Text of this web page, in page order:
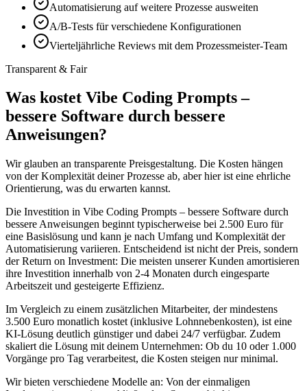
Automatisierung auf weitere Prozesse ausweiten
A/B-Tests für verschiedene Konfigurationen
Vierteljährliche Reviews mit dem Prozessmeister-Team
Transparent & Fair
Was kostet Vibe Coding Prompts –
bessere Software durch bessere
Anweisungen?
Wir glauben an transparente Preisgestaltung. Die Kosten hängen
von der Komplexität deiner Prozesse ab, aber hier ist eine ehrliche
Orientierung, was du erwarten kannst.
Die Investition in Vibe Coding Prompts – bessere Software durch
bessere Anweisungen beginnt typischerweise bei 2.500 Euro für
eine Basislösung und kann je nach Umfang und Komplexität der
Automatisierung variieren. Entscheidend ist nicht der Preis, sondern
der Return on Investment: Die meisten unserer Kunden amortisieren
ihre Investition innerhalb von 2-4 Monaten durch eingesparte
Arbeitszeit und gesteigerte Effizienz.
Im Vergleich zu einem zusätzlichen Mitarbeiter, der mindestens
3.500 Euro monatlich kostet (inklusive Lohnnebenkosten), ist eine
KI-Lösung deutlich günstiger und dabei 24/7 verfügbar. Zudem
skaliert die Lösung mit deinem Unternehmen: Ob du 10 oder 1.000
Vorgänge pro Tag verarbeitest, die Kosten steigen nur minimal.
Wir bieten verschiedene Modelle an: Von der einmaligen